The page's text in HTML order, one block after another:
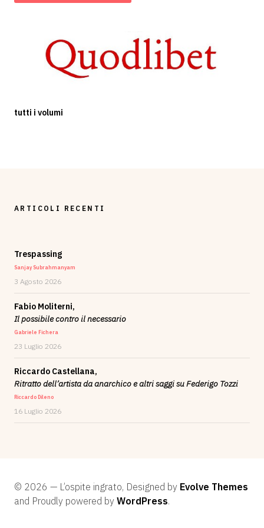
tutti i volumi
ARTICOLI RECENTI
Trespassing
Sanjay Subrahmanyam
3 Agosto 2026
Fabio Moliterni,
Il possibile contro il necessario
Gabriele Fichera
23 Luglio 2026
Riccardo Castellana,
Ritratto dell’artista da anarchico e altri saggi su Federigo Tozzi
Riccardo Dileno
16 Luglio 2026
© 2026 — L’ospite ingrato, Designed by Evolve Themes
and Proudly powered by WordPress.